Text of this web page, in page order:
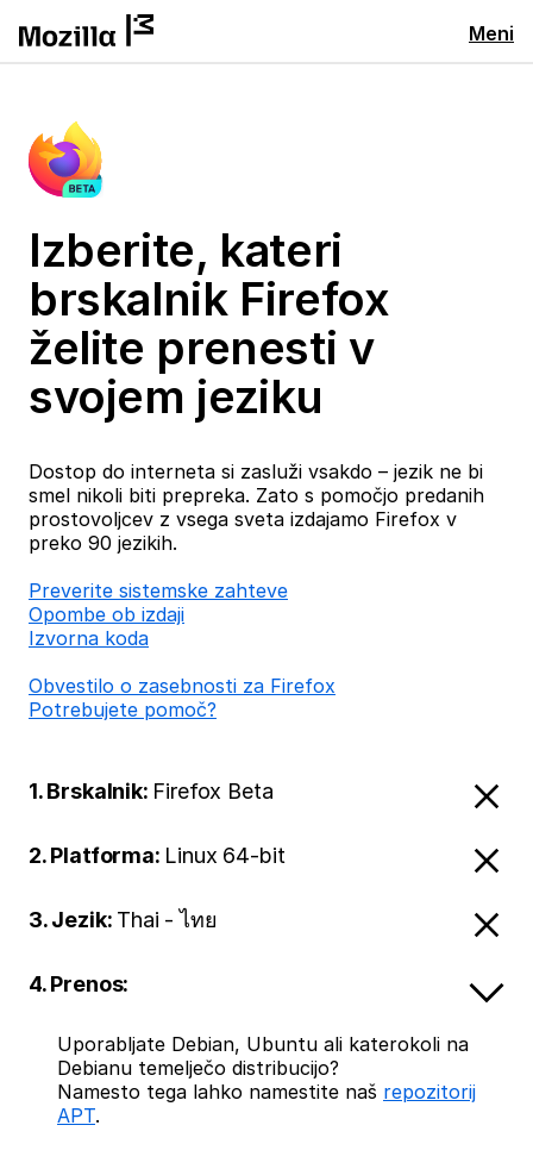
Meni
Izberite, kateri
brskalnik Firefox
želite prenesti v
svojem jeziku
Dostop do interneta si zasluži vsakdo – jezik ne bi
smel nikoli biti prepreka. Zato s pomočjo predanih
prostovoljcev z vsega sveta izdajamo Firefox v
preko 90 jezikih.
Preverite sistemske zahteve
Opombe ob izdaji
Izvorna koda
Obvestilo o zasebnosti za Firefox
Potrebujete pomoč?
1. Brskalnik: Firefox Beta
2. Platforma: Linux 64-bit
3. Jezik: Thai - ไทย
4. Prenos:
Uporabljate Debian, Ubuntu ali katerokoli na
Debianu temelječo distribucijo?
Namesto tega lahko namestite naš repozitorij
APT.